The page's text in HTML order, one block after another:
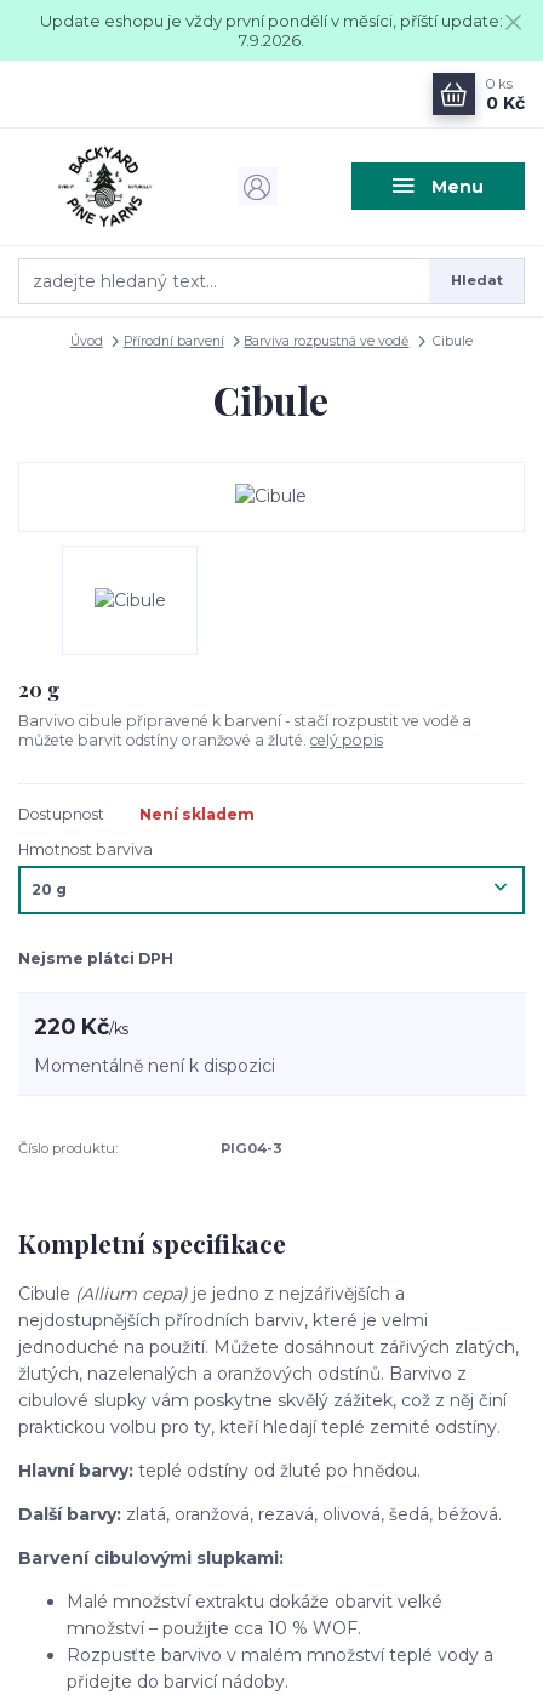
Update eshopu je vždy první pondělí v měsíci, příští update:
7.9.2026.
Menu
Hledat
0 ks
0 Kč
Úvod Přírodní barvení Barviva rozpustná ve vodě Cibule
Cibule
20 g
Barvivo cibule připravené k barvení - stačí rozpustit ve vodě a
můžete barvit odstíny oranžové a žluté. celý popis
Dostupnost
Není skladem
Hmotnost barviva
Nejsme plátci DPH
220 Kč/ks
Momentálně není k dispozici
Číslo produktu: PIG04-3
Kompletní specifikace
Cibule (Allium cepa) je jedno z nejzářivějších a
nejdostupnějších přírodních barviv, které je velmi
jednoduché na použití. Můžete dosáhnout zářivých zlatých,
žlutých, nazelenalých a oranžových odstínů. Barvivo z
cibulové slupky vám poskytne skvělý zážitek, což z něj činí
praktickou volbu pro ty, kteří hledají teplé zemité odstíny.
Hlavní barvy: teplé odstíny od žluté po hnědou.
Další barvy: zlatá, oranžová, rezavá, olivová, šedá, béžová.
Barvení cibulovými slupkami:
Malé množství extraktu dokáže obarvit velké
množství – použijte cca 10 % WOF.
Rozpusťte barvivo v malém množství teplé vody a
přidejte do barvicí nádoby.